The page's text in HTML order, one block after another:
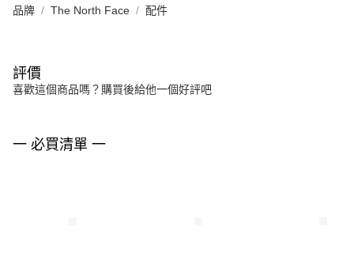
品牌 The North Face 配件
評價
喜歡這個商品嗎？購買後給他一個好評吧
一 必買清單 一